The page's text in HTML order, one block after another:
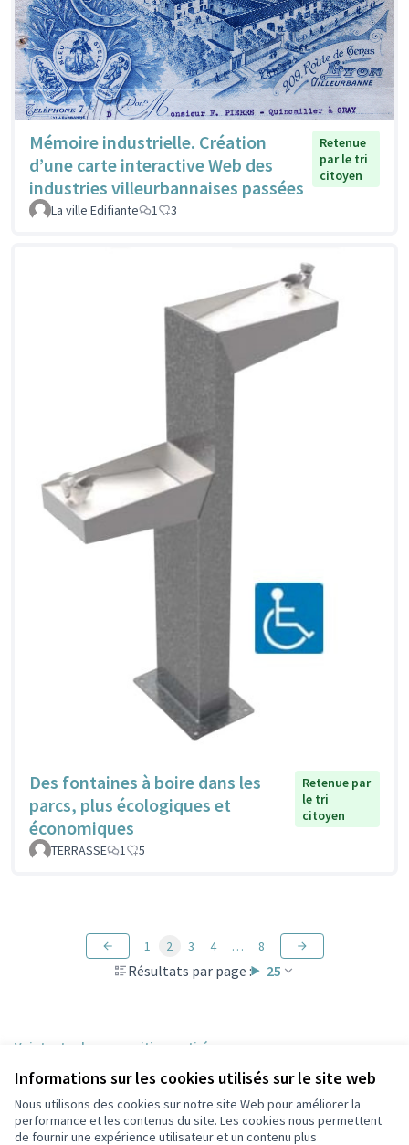
Informations sur les cookies utilisés sur le site web
Nous utilisons des cookies sur notre site Web pour améliorer la
performance et les contenus du site. Les cookies nous permettent
de fournir une expérience utilisateur et un contenu plus
Mémoire industrielle. Création
d’une carte interactive Web des
industries villeurbannaises passées
Retenue
par le tri
citoyen
La ville Edifiante 1 3
Des fontaines à boire dans les
parcs, plus écologiques et
économiques
Retenue par
le tri
citoyen
TERRASSE 1 5
Résultats par page : 25
1 2 3 4 … 8
Voir toutes les propositions retirées
Conditions d'utilisation
Paramètres des cookies
Participez Villeurbanne sur X
Participez Villeurbanne sur Facebook
Participez Villeurbanne sur Instagram
Participez Villeurbanne sur YouTube